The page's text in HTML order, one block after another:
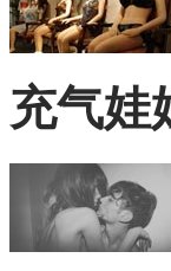
充气娃